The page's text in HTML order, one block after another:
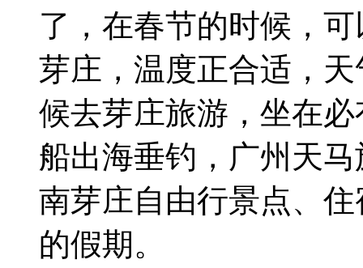
了，在春节的时候，
芽庄，温度正合适，
候去芽庄旅游，坐在
船出海垂钓，广州天
南芽庄自由行景点、
的假期。